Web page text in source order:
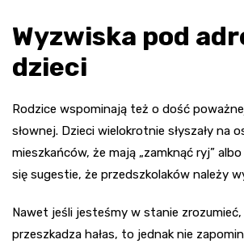
Wyzwiska pod
dzieci
Rodzice wspominają też o dość
słownej. Dzieci wielokrotnie słyszały na
mieszkańców, że mają „zamknąć ryj”
się sugestie, że przedszkolaków należy
Nawet jeśli jesteśmy w stanie
przeszkadza hałas, to jednak nie